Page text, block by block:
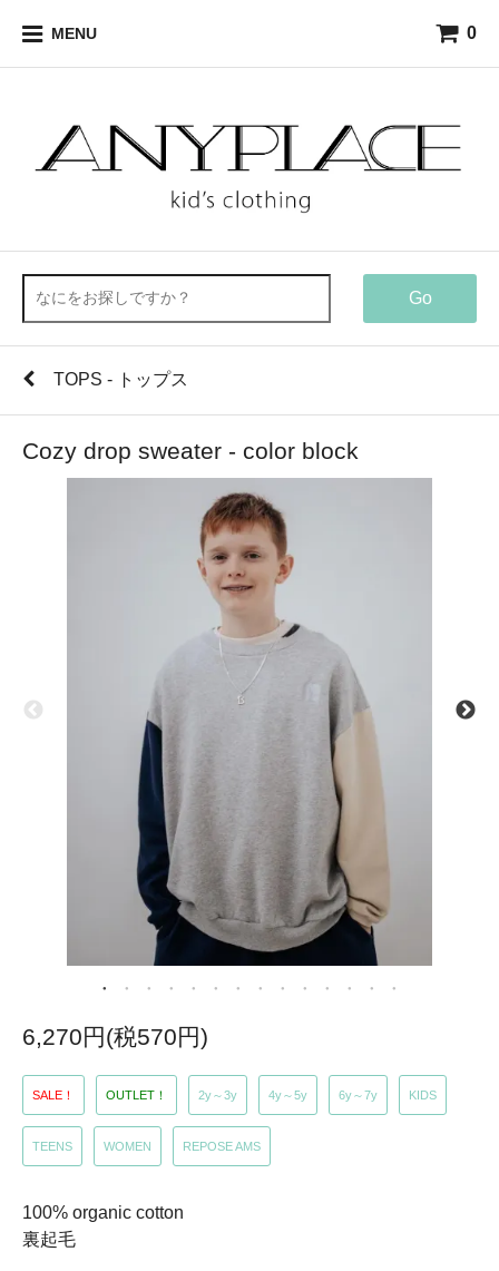
MENU 0
Go
TOPS - トップス
Cozy drop sweater - color block
6,270円(税570円)
SALE！ OUTLET！ 2y～3y 4y～5y 6y～7y KIDS
TEENS WOMEN REPOSE AMS
100% organic cotton
裏起毛